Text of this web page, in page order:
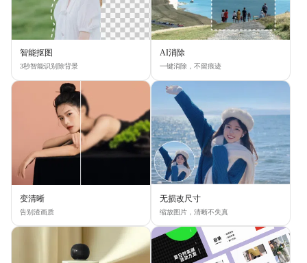
智能抠图
3秒智能识别除背景
AI消除
一键消除，不留痕迹
变清晰
告别渣画质
无损改尺寸
缩放图片，清晰不失真